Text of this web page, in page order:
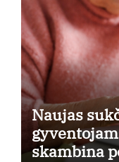
Naujas
skambina